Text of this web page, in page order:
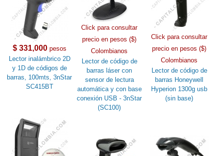
$ 331,000pesos
Lector inalámbrico 2D
y 1D de códigos de
barras, 100mts, 3nStar
SC415BT
Click para consultar
precio en pesos ($)
Colombianos
Lector de código de
barras láser con
sensor de lectura
automática y con base
conexión USB - 3nStar
(SC100)
Click para consultar
precio en pesos ($)
Colombianos
Lector de código de
barras Honeywell
Hyperion 1300g usb
(sin base)